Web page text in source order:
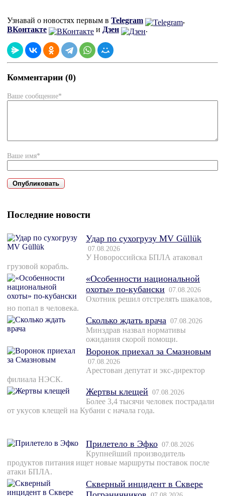
Узнавай о новостях первым в Telegram
,
ВКонтакте
и Дзен .
Комментарии (0)
Ваше сообщение*
Ваше имя*
Последние новости
Удар по сухогрузу MV Güllük
07.08.2026
У Новороссийска БПЛА атаковал
грузовой корабль.
«Особенности национальной
охоты» по-кубански 07.08.2026
Охотник решил отстрелять шакалов,
но попал в человека.
Сколько ждать врача 07.08.2026
Минздрав назвал нормативы
ожидания скорой помощи.
Воронок приехал за Смазновым
07.08.2026
Арестован депутат и экс-директор
филиала НЭСК.
Жертвы клещей 07.08.2026
Более 3,4 тысячи человек пострадали
от укусов клещей на Кубани с начала года.
Прилетело в Эфко 07.08.2026
Крупнейший производитель
продуктов питания ищет новые маршруты поставок после
атаки БПЛА.
Скверный инцидент в Сквере